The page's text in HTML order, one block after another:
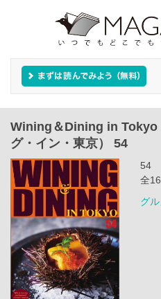
Wining＆Dining in Tokyo
グ・イン・東京） 54
54
全
グ